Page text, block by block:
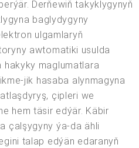
Derňewiň takyklygynyň
baglydygyny
ulgamlaryň
awtomatiki usulda
hakyky maglumatlara
jik hasaba alynmagyna
çipleri we
hem täsir edýär. Käbir
çalşygyny ýa-da ähli
talap edýän edaranyň